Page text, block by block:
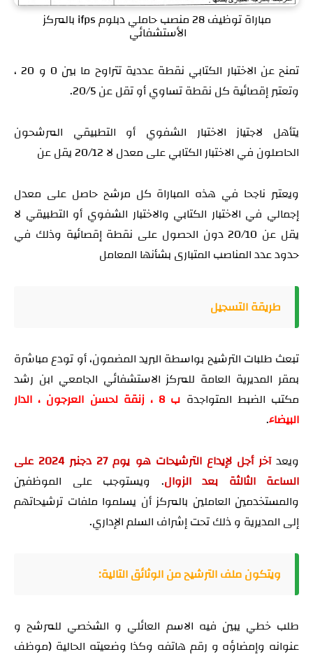
مباراة توظيف 28 منصب حاملي دبلوم ifps بالمركز
الأستشفائي
تمنح عن الاختبار الكتابي نقطة عددية تتراوح ما بين 0 و 20 ،
وتعتبر إقصائية كل نقطة تساوي أو تقل عن 20/5.
يتأهل لاجتياز الاختبار الشفوي أو التطبيقي المرشحون
الحاصلون في الاختبار الكتابي على معدل لا 20/12 يقل عن
ويعتبر ناجحا في هذه المباراة كل مرشح حاصل على معدل
إجمالي في الاختبار الكتابي والاختبار الشفوي أو التطبيقي لا
يقل عن 20/10 دون الحصول على نقطة إقصائية وذلك في
حدود عدد المناصب المتبارى بشأنها المعامل
طريقة التسجيل
تبعث طلبات الترشيح بواسطة البريد المضمون، أو تودع مباشرة
بمقر المديرية العامة للمركز الاستشفائي الجامعي ابن رشد
مكتب الضبط المتواجدة
ب 8 ، زنقة لحسن العرجون ، الدار
البيضاء.
ويعد
آخر أجل لإيداع الترشيحات هو يوم 27 دجنبر 2024 على
الساعة الثالثة بعد الزوال. ويستوجب على الموظفين
والمستخدمين العاملين بالمركز أن يسلموا ملفات ترشيحاتهم
إلى المديرية و ذلك تحت إشراف السلم الإداري.
ويتكون ملف الترشيح من الوثائق التالية:
طلب خطي يبين فيه الاسم العائلي و الشخصي للمرشح و
عنوانه وإمضاؤه و رقم هاتفه وكذا وضعيته الحالية (موظف